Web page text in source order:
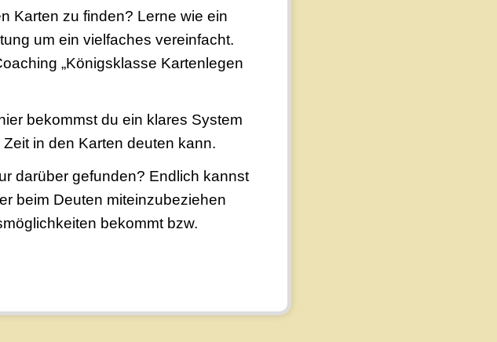
Karten zu finden? Lerne wie ein
um ein vielfaches vereinfacht.
„Königsklasse Kartenlegen
bekommst du ein klares System
in den Karten deuten kann.
darüber gefunden? Endlich kannst
beim Deuten miteinzubeziehen
bekommt bzw.